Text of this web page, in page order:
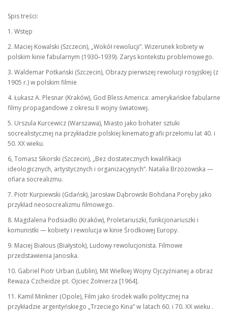
Spis treści:
1. Wstęp
2. Maciej Kowalski (Szczecin), „Wokół rewolucji”. Wizerunek kobiety w
polskim kinie fabularnym (1930–1939). Zarys kontekstu problemowego.
3. Waldemar Potkański (Szczecin), Obrazy pierwszej rewolucji rosyjskiej (z
1905 r.) w polskim filmie
4. Łukasz A. Plesnar (Kraków), God Bless America: amerykańskie fabularne
filmy propagandowe z okresu II wojny światowej.
5. Urszula Kurcewicz (Warszawa), Miasto jako bohater sztuki
socrealistycznej na przykładzie polskiej kinematografii przełomu lat 40. i
50. XX wieku.
6, Tomasz Sikorski (Szczecin), „Bez dostatecznych kwalifikacji
ideologicznych, artystycznych i organizacyjnych”. Natalia Brzozowska —
ofiara socrealizmu.
7. Piotr Kurpiewski (Gdańsk), Jarosław Dąbrowski Bohdana Poręby jako
przykład neosocrealizmu filmowego.
8. Magdalena Podsiadło (Kraków), Proletariuszki, funkcjonariuszki i
komunistki — kobiety i rewolucja w kinie Środkowej Europy.
9. Maciej Białous (Białystok), Ludowy rewolucjonista. Filmowe
przedstawienia Janosika.
10. Gabriel Piotr Urban (Lublin), Mit Wielkiej Wojny Ojczyźnianej a obraz
Rewaza Czcheidze pt. Ojciec Żołnierza [1964].
11. Kamil Minkner (Opole), Film jako środek walki politycznej na
przykładzie argentyńskiego „Trzeciego Kina” w latach 60. i 70. XX wieku .